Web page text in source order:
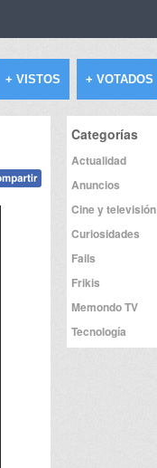
+ VISTOS + VOTADOS
Categorías
Actualidad
Anuncios
Cine y televisión
Curiosidades
Fails
Frikis
Memondo TV
Tecnología